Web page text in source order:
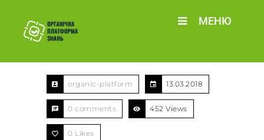
МЕНЮ
organic-platform 13.03.2018
0 comments 452 Views
0 Likes